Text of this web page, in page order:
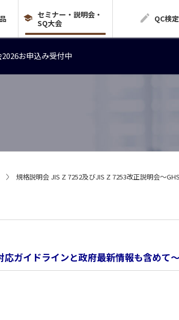
セミナー・説明会・
SQ大会
QC検定
お申込み受付中
お申込み受付中
規格説明会 JIS Z 7252及びJIS Z 7253改正説明会～
ガイドラインと政府最新情報も含めて～